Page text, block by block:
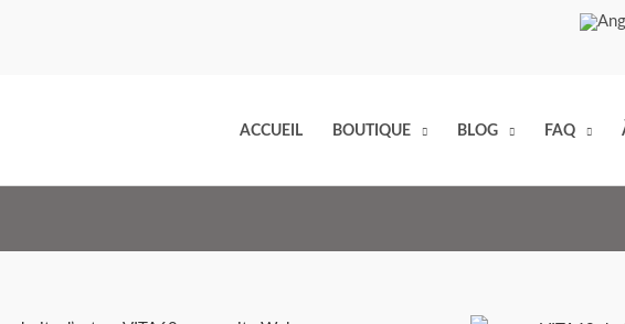
ACCUEIL BOUTIQUE BLOG FAQ